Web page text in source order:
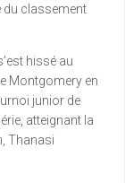
du classement
hissé au
Montgomery en
junior de
atteignant la
Thanasi